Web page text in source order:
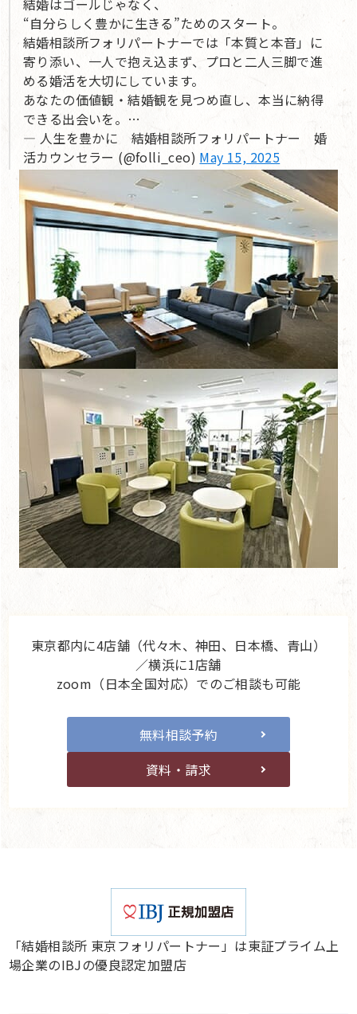
“自分らしく豊かに生きる”ためのスタート。
結婚相談所フォリパートナーでは「本質と本音」に
寄り添い、一人で抱え込まず、プロと二人三脚で進
める婚活を大切にしています。
あなたの価値観・結婚観を見つめ直し、本当に納得
できる出会いを。…
— 人生を豊かに 結婚相談所フォリパートナー 婚
活カウンセラー (@folli_ceo) May 15, 2025
東京都内に4店舗（代々木、神田、日本橋、青山）
／横浜に1店舗
zoom（日本全国対応）でのご相談も可能
無料相談予約
資料・請求
「結婚相談所 東京フォリパートナー」は東証プライム上
場企業のIBJの優良認定加盟店